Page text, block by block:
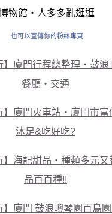
也可以宣傳你的粉絲專頁
】廈門行程總整理‧鼓
餐廳‧交通
】廈門火車站‧廈門市富
沐足&吃好吃?
】海記甜品‧種類多元
品百百種!!
】廈門 鼓浪嶼琴園百鳥